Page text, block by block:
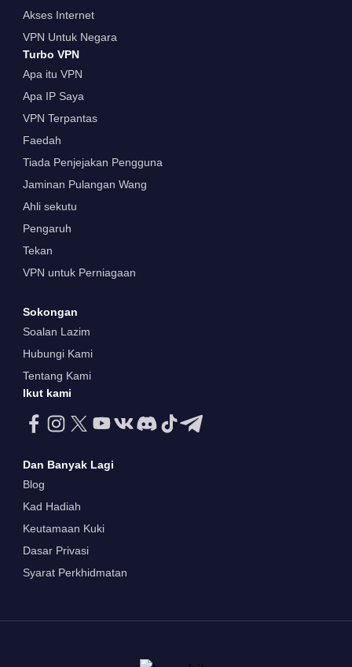
Akses Internet
VPN Untuk Negara
Turbo VPN
Apa itu VPN
Apa IP Saya
VPN Terpantas
Faedah
Tiada Penjejakan Pengguna
Jaminan Pulangan Wang
Ahli sekutu
Pengaruh
Tekan
VPN untuk Perniagaan
Sokongan
Soalan Lazim
Hubungi Kami
Tentang Kami
Ikut kami
Dan Banyak Lagi
Blog
Kad Hadiah
Keutamaan Kuki
Dasar Privasi
Syarat Perkhidmatan